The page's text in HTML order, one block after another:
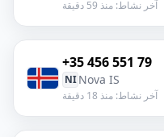
آخر نشاط: منذ 59 دقيقة
+35 456 551 79
NI Nova IS
آخر نشاط: منذ 18 دقيقة